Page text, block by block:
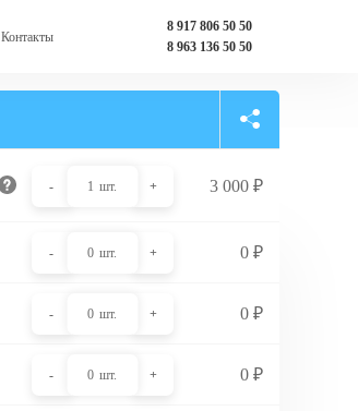
Контакты
8 917 806 50 50
8 963 136 50 50
- 1 шт. + 3 000₽
- 0 шт. + 0₽
- 0 шт. + 0₽
- 0 шт. + 0₽